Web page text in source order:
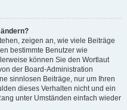
zeigen an, wie viele Beiträge
bestimmte Benutzer wie
können Sie den Wortlaut
der Board-Administration
sinnlosen Beiträge, nur um Ihren
dieses Verhalten nicht und ein
unter Umständen einfach wieder